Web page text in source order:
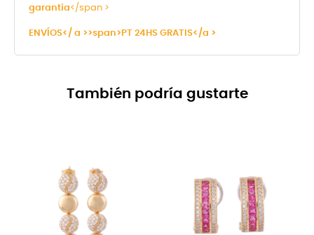
garantia</span >
ENVÍOS</ a >>span> PT 24HS GRATIS</a >
También podría gustarte